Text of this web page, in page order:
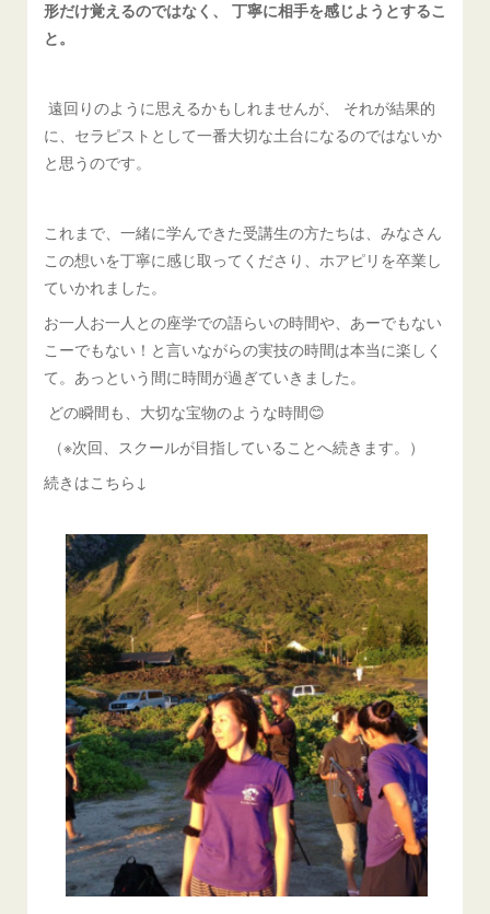
形だけ覚えるのではなく、 丁寧に相手を感じようとするこ
と。
遠回りのように思えるかもしれませんが、 それが結果的
に、セラピストとして一番大切な土台になるのではないか
と思うのです。
これまで、一緒に学んできた受講生の方たちは、みなさん
この想いを丁寧に感じ取ってくださり、ホアピリを卒業し
ていかれました。
お一人お一人との座学での語らいの時間や、あーでもない
こーでもない！と言いながらの実技の時間は本当に楽しく
て。あっという間に時間が過ぎていきました。
どの瞬間も、大切な宝物のような時間😊
（※次回、スクールが目指していることへ続きます。）
続きはこちら↓